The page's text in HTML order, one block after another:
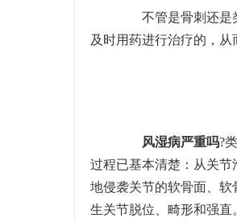
不管是骨刺还是类
及时用药进行治疗的，
风湿病严重吗?
过程已基本清楚：从关
地侵袭关节的软骨面、
生关节脱位、畸形和强直